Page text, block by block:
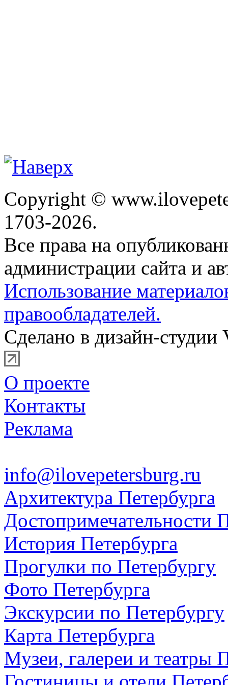
Copyright ©
1703-2026.
Все права на
администрации сайта и
Использование
правообладателей.
Сделано в дизайн-студии
О проекте
Контакты
Реклама
info@ilovepetersburg.ru
Архитектура Петербурга
Достопримечательности
История Петербурга
Прогулки по Петербургу
Фото Петербурга
Экскурсии по Петербургу
Карта Петербурга
Музеи, галереи и театры